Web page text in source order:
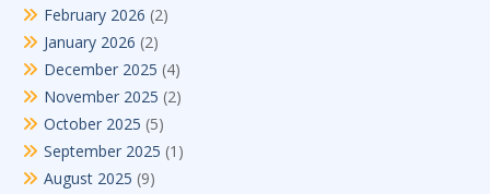
February 2026 (2)
January 2026 (2)
December 2025 (4)
November 2025 (2)
October 2025 (5)
September 2025 (1)
August 2025 (9)